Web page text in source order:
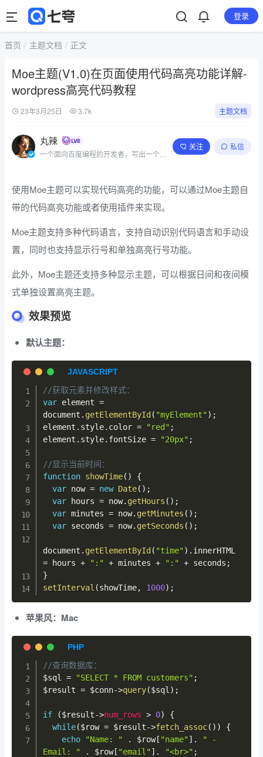
登录
首页 主题文档 正文
Moe主题(V1.0)在页面使用代码高亮功能详解-
wordpress高亮代码教程
23年3月25日 3.7k 主题文档
丸辣
一个面向百度编程的开发者，写出一个简
关注 私信
使用Moe主题可以实现代码高亮的功能，可以通过Moe主题自
带的代码高亮功能或者使用插件来实现。
Moe主题支持多种代码语言，支持自动识别代码语言和手动设
置，同时也支持显示行号和单独高亮行号功能。
此外，Moe主题还支持多种显示主题，可以根据日间和夜间模
式单独设置高亮主题。
效果预览
默认主题：
//获取元素并修改样式：
var element =
document . getElementById ( "myElement") ;
element . style. color = "red" ;
element . style. fontSize = "20px" ;
//显示当前时间：
function showTime( )
{
var now = new Date( ) ;
var hours = now. getHours ( ) ;
var minutes = now. getMinutes ( ) ;
var seconds = now. getSeconds ( ) ;
document . getElementById ( "time") .
= hours + ":" + minutes + ":" + seconds ;
}
setInterval (showTime, 1000) ;
苹果风：Mac
//查询数据库：
$sql
= "SELECT * FROM customers" ;
$result = $conn->query($sql ) ;
if ($result->num_rows > 0)
{
while($row = $result->fetch_assoc( ) )
{
echo
"Name: " . $row[ "name"] .
" -
Email: "
. $row[ "email"] . "<br>" ;